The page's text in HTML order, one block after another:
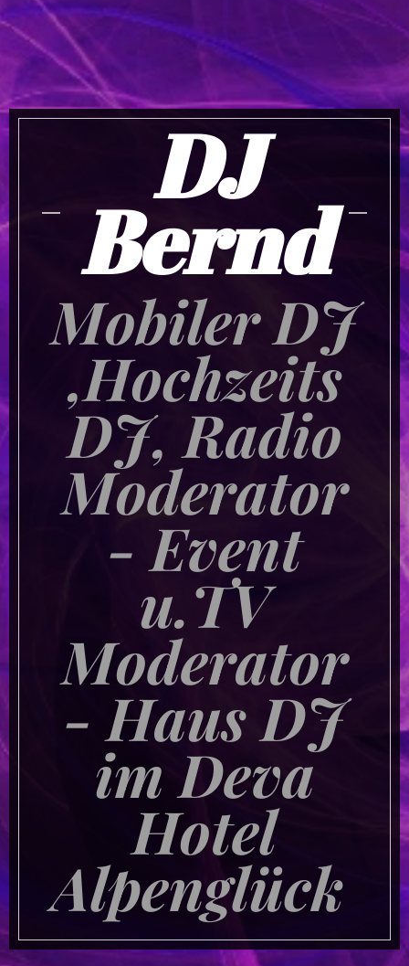
DJ
Bernd
Mobiler DJ
,Hochzeits
DJ, Radio
Moderator
- Event
u.TV
Moderator
- Haus DJ
im Deva
Hotel
Alpenglück